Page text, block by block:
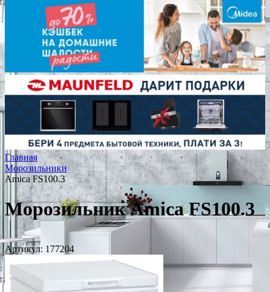
Главная
Морозильники
Amica FS100.3
Морозильник Amica FS100.3
Артикул: 177204